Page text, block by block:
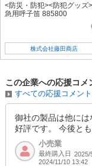
<防災・防犯><防犯グッズ
急用呼子笛 885800
株式会社藤田商店
この企業への応援コメ
すべての応援コメン
御社の製品は他に
好評です。 今後と
小売業
最終購入日 2025/
2024/11/10 13:42